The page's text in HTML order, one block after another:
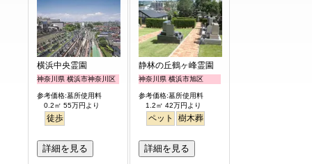
横浜中央霊園
神奈川県 横浜市神奈川区
参考価格:墓所使用料
0.2㎡ 55万円より
徒歩
詳細を見る
静林の丘鶴ヶ峰霊園
神奈川県 横浜市旭区
参考価格:墓所使用料
1.2㎡ 42万円より
ペット 樹木葬
詳細を見る